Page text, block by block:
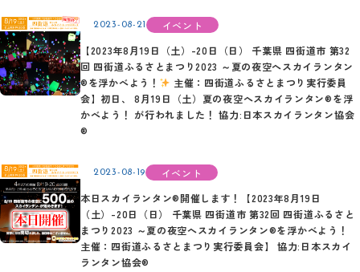
2023-08-21
イベント
【2023年8月19日（土）-20日（日） 千葉県 四街道市 第32
回 四街道ふるさとまつり2023 ～夏の夜空へスカイランタン
®を浮かべよう！
主催：四街道ふるさとまつり実行委員
会】初日、 8月19日（土）夏の夜空へスカイランタン®を浮
かべよう！ が行われました！ 協力:日本スカイランタン協会
®
2023-08-19
イベント
本日スカイランタン®開催します！【2023年8月19日
（土）-20日（日） 千葉県 四街道市 第32回 四街道ふるさと
まつり2023 ～夏の夜空へスカイランタン®を浮かべよう！
主催：四街道ふるさとまつり実行委員会】 協力:日本スカイ
ランタン協会®